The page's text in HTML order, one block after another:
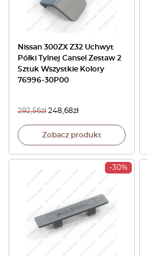
Nissan 300ZX Z32 Uchwyt
Półki Tylnej Cansel Zestaw 2
Sztuk Wszystkie Kolory
76996-30P00
292,56zł 248,68zł
Zobacz produkt
-30%